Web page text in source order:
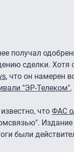
получал
сделки. Хотя
, что он намерен
"ЭР-Телеком"
что ФАС
были